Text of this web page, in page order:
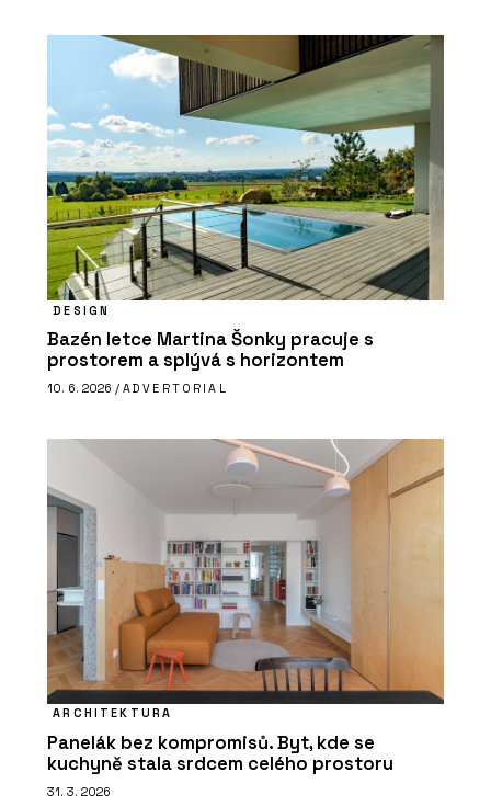
DESIGN
Bazén letce Martina Šonky pracuje s
prostorem a splývá s horizontem
10. 6. 2026 / ADVERTORIAL
ARCHITEKTURA
Panelák bez kompromisů. Byt, kde se
kuchyně stala srdcem celého prostoru
31. 3. 2026